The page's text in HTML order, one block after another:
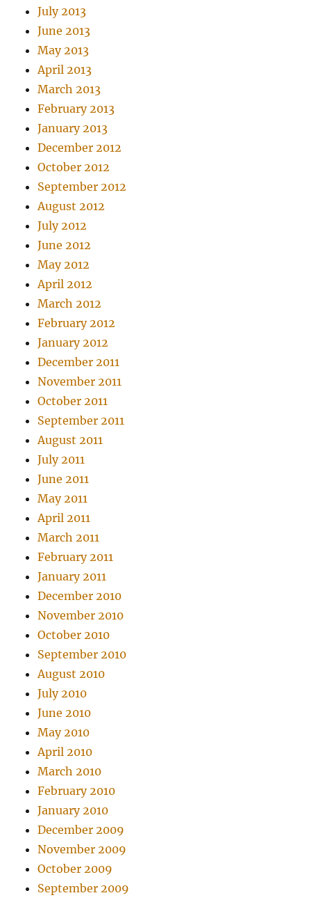
July 2013
June 2013
May 2013
April 2013
March 2013
February 2013
January 2013
December 2012
October 2012
September 2012
August 2012
July 2012
June 2012
May 2012
April 2012
March 2012
February 2012
January 2012
December 2011
November 2011
October 2011
September 2011
August 2011
July 2011
June 2011
May 2011
April 2011
March 2011
February 2011
January 2011
December 2010
November 2010
October 2010
September 2010
August 2010
July 2010
June 2010
May 2010
April 2010
March 2010
February 2010
January 2010
December 2009
November 2009
October 2009
September 2009